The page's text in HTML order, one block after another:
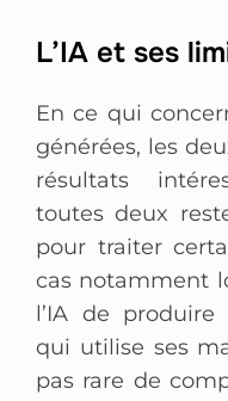
L’IA et ses
En ce qui
générées, les
résultats
toutes deux
pour traiter
cas notamment
l’IA de produire
qui utilise ses
pas rare de